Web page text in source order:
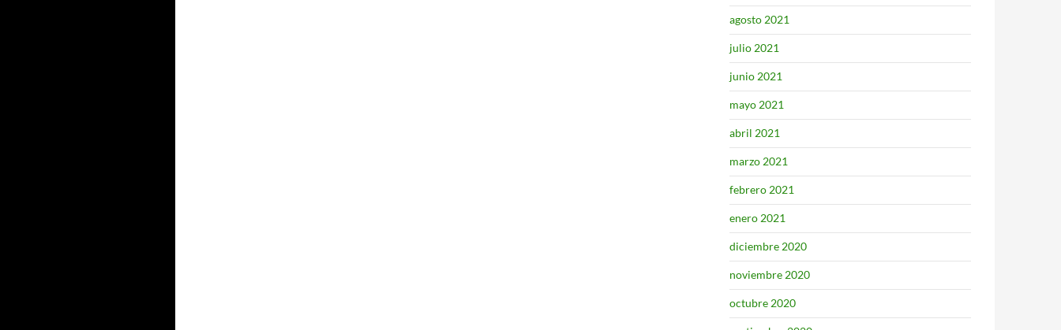
agosto 2021
julio 2021
junio 2021
mayo 2021
abril 2021
marzo 2021
febrero 2021
enero 2021
diciembre 2020
noviembre 2020
octubre 2020